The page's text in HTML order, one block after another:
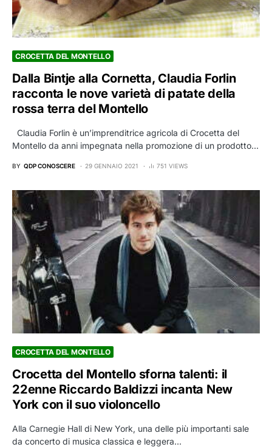
CROCETTA DEL MONTELLO
Dalla Bintje alla Cornetta, Claudia Forlin
racconta le nove varietà di patate della
rossa terra del Montello
Claudia Forlin è un’imprenditrice agricola di Crocetta del
Montello da anni impegnata nella promozione di un prodotto…
BY QDP CONOSCERE 29 GENNAIO 2021 751 VIEWS
CROCETTA DEL MONTELLO
Crocetta del Montello sforna talenti: il
22enne Riccardo Baldizzi incanta New
York con il suo violoncello
Alla Carnegie Hall di New York, una delle più importanti sale
da concerto di musica classica e leggera…